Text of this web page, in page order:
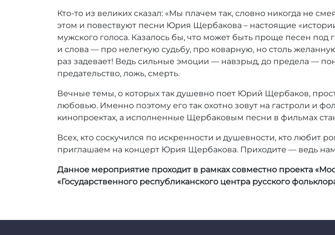
Кто-то из великих сказал: «Мы плачем так, словно никогда не
этом и повествуют песни Юрия Щербакова – настоящие
мужского голоса. Казалось бы, что может быть проще песен
и слова — про нелегкую судьбу, про коварную, но столь
раз задевает! Ведь сильные эмоции — навзрыд, до предела —
предательство, ложь, смерть.
Вечные темы, о которых так душевно поет Юрий Щербаков,
любовью. Именно поэтому его так охотно зовут на гастроли и
кинопроектах, а исполненные Щербаковым песни в фильмах
Всех, кто соскучился по искренности и душевности, кто
приглашаем на концерт Юрия Щербакова. Приходите — ведь
Данное мероприятие проходит в рамках совместно проекта
«Государственного республиканского центра русского